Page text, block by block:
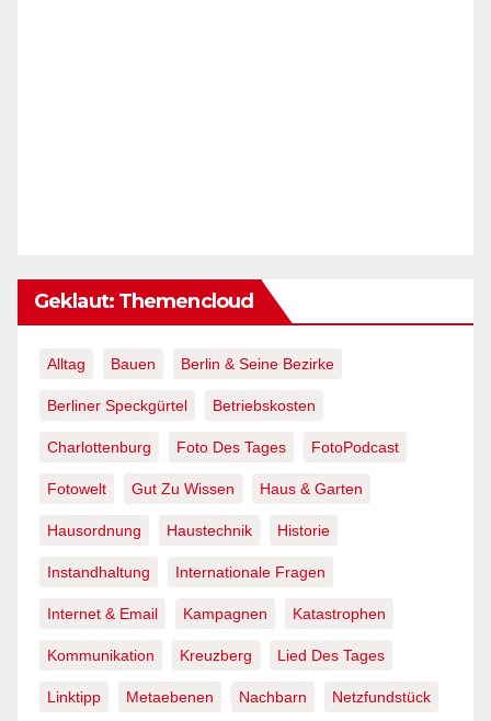
Geklaut: Themencloud
Alltag Bauen Berlin & Seine Bezirke
Berliner Speckgürtel Betriebskosten
Charlottenburg Foto Des Tages FotoPodcast
Fotowelt Gut Zu Wissen Haus & Garten
Hausordnung Haustechnik Historie
Instandhaltung Internationale Fragen
Internet & Email Kampagnen Katastrophen
Kommunikation Kreuzberg Lied Des Tages
Linktipp Metaebenen Nachbarn Netzfundstück